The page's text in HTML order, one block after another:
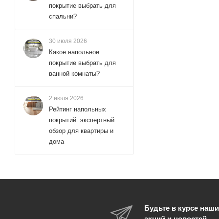
покрытие выбрать для
спальни?
30 июля 2026
Какое напольное
покрытие выбрать для
ванной комнаты?
2 июля 2026
Рейтинг напольных
покрытий: экспертный
обзор для квартиры и
дома
Будьте в курсе